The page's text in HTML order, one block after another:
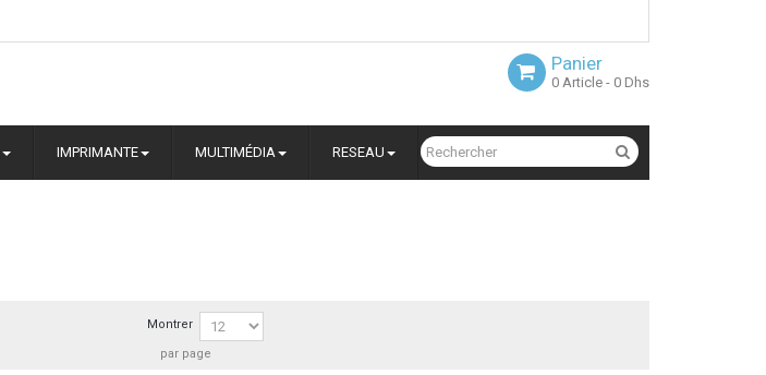
Panier
0 Article - 0 Dhs
IMPRIMANTE MULTIMÉDIA RESEAU
Montrer
par page